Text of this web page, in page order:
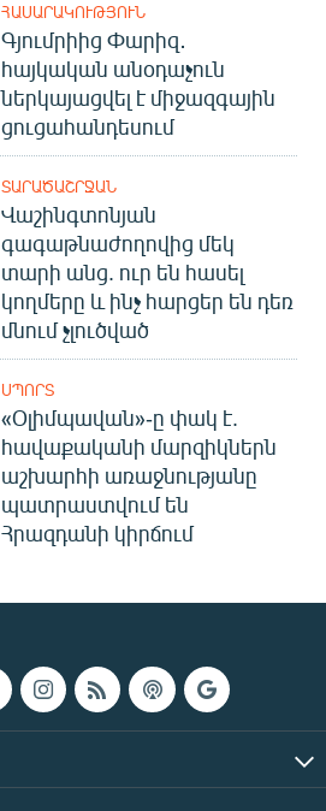
ՀԱՍԱՐԱԿՈՒԹՅՈՒՆ
Գյումրիից Փարիզ․
հայկական անօդաչուն
ներկայացվել է միջազգային
ցուցահանդեսում
ՏԱՐԱԾԱՇՐՋԱՆ
Վաշինգտոնյան
գագաթնաժողովից մեկ
տարի անց. ուր են հասել
կողմերը և ինչ հարցեր են դեռ
մնում չլուծված
ՍՊՈՐՏ
«Օլիմպավան»-ը փակ է.
հավաքականի մարզիկներն
աշխարհի առաջնությանը
պատրաստվում են
Հրազդանի կիրճում